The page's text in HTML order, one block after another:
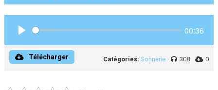
00:36
Télécharger Catégories: Sonnerie 308 0